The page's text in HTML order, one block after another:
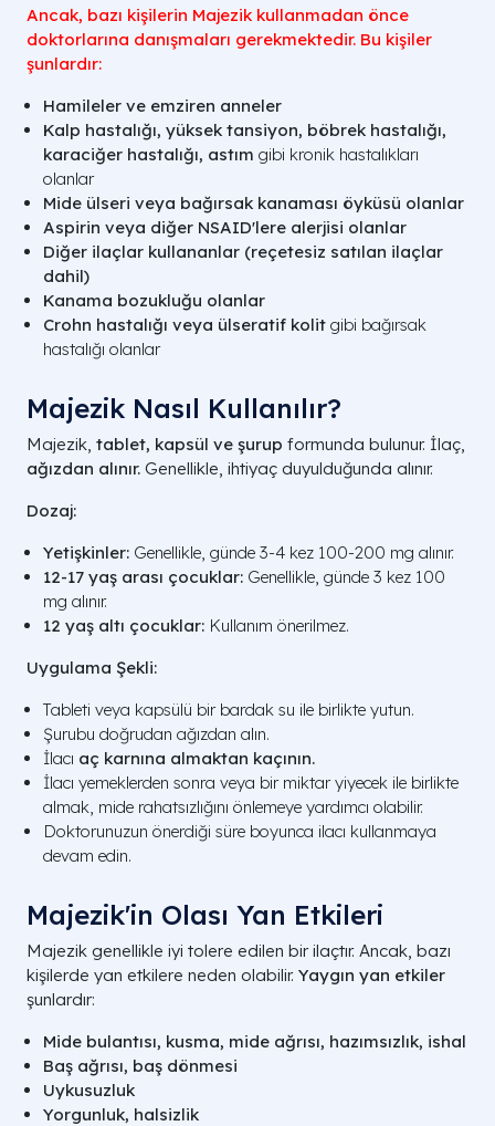
Ancak, bazı kişilerin Majezik kullanmadan önce
doktorlarına danışmaları gerekmektedir. Bu kişiler
şunlardır:
Hamileler ve emziren anneler
Kalp hastalığı, yüksek tansiyon, böbrek hastalığı,
karaciğer hastalığı, astım gibi kronik hastalıkları
olanlar
Mide ülseri veya bağırsak kanaması öyküsü olanlar
Aspirin veya diğer NSAID'lere alerjisi olanlar
Diğer ilaçlar kullananlar (reçetesiz satılan ilaçlar
dahil)
Kanama bozukluğu olanlar
Crohn hastalığı veya ülseratif kolit gibi bağırsak
hastalığı olanlar
Majezik Nasıl Kullanılır?
Majezik, tablet, kapsül ve şurup formunda bulunur. İlaç,
ağızdan alınır. Genellikle, ihtiyaç duyulduğunda alınır.
Dozaj:
Yetişkinler: Genellikle, günde 3-4 kez 100-200 mg alınır.
12-17 yaş arası çocuklar: Genellikle, günde 3 kez 100
mg alınır.
12 yaş altı çocuklar: Kullanım önerilmez.
Uygulama Şekli:
Tableti veya kapsülü bir bardak su ile birlikte yutun.
Şurubu doğrudan ağızdan alın.
İlacı aç karnına almaktan kaçının.
İlacı yemeklerden sonra veya bir miktar yiyecek ile birlikte
almak, mide rahatsızlığını önlemeye yardımcı olabilir.
Doktorunuzun önerdiği süre boyunca ilacı kullanmaya
devam edin.
Majezik'in Olası Yan Etkileri
Majezik genellikle iyi tolere edilen bir ilaçtır. Ancak, bazı
kişilerde yan etkilere neden olabilir. Yaygın yan etkiler
şunlardır:
Mide bulantısı, kusma, mide ağrısı, hazımsızlık, ishal
Baş ağrısı, baş dönmesi
Uykusuzluk
Yorgunluk, halsizlik